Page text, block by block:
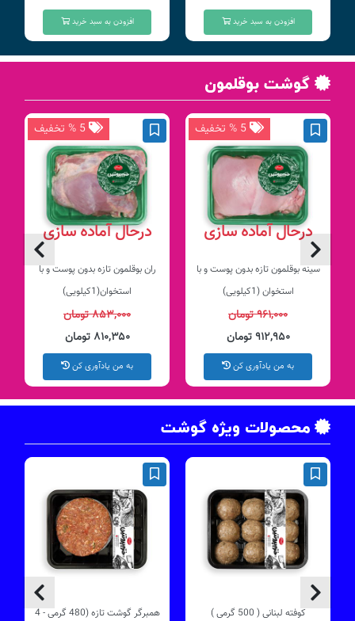
افزودن به سبد خرید افزودن به سبد خرید
گوشت بوقلمون
5 % تخفیف
درحال آماده سازی
سینه بوقلمون تازه بدون پوست و با
استخوان (1کیلویی)
۹۶۱,۰۰۰ تومان
۹۱۲,۹۵۰ تومان
به من یادآوری کن
5 % تخفیف
درحال آماده سازی
ران بوقلمون تازه بدون پوست و با
استخوان(1کیلویی)
۸۵۳,۰۰۰ تومان
۸۱۰,۳۵۰ تومان
به من یادآوری کن
محصولات ویژه گوشت
کوفته لبنانی ( 500 گرمی )
همبرگر گوشت تازه (480 گرمی - 4